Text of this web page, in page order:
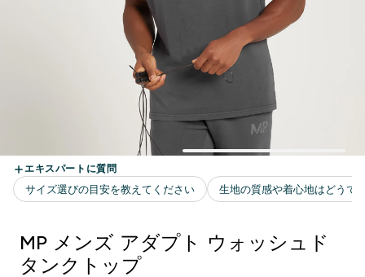
MP メンズ アダプト ウォッシュド
タンクトップ